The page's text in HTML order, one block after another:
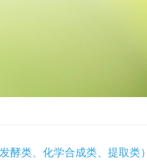
类、化学合成类、提取类